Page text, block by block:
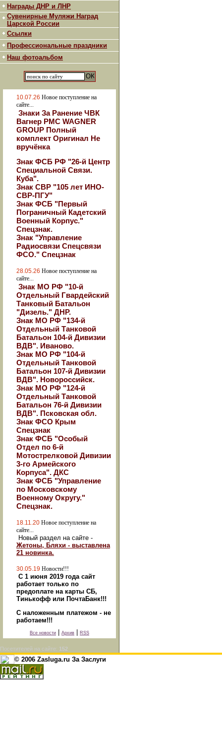
Награды ДНР и ЛНР
Сувенирные Муляжи Наград
Царской России
Ссылки
Профессиональные праздники
Наш фотоальбом
10.07.26 Новое поступление на
сайте...
Знаки За Ранение ЧВК
Вагнер РМС WAGNER
GROUP Полный
комплект Оригинал Не
вручёнка
Знак ФСБ РФ "26-й Центр
Специальной Связи.
Куба".
Знак СВР "105 лет ИНО-
СВР-ПГУ"
Знак ФСБ "Первый
Пограничный Кадетский
Военный Корпус."
Спецзнак.
Знак "Управление
Радиосвязи Спецсвязи
ФСО." Спецзнак
28.05.26 Новое поступление на
сайте...
Знак МО РФ "10-й
Отдельный Гвардейский
Танковый Батальон
"Дизель." ДНР.
Знак МО РФ "134-й
Отдельный Танковой
Батальон 104-й Дивизии
ВДВ". Иваново.
Знак МО РФ "104-й
Отдельный Танковой
Батальон 107-й Дивизии
ВДВ". Новороссийск.
Знак МО РФ "124-й
Отдельный Танковой
Батальон 76-й Дивизии
ВДВ". Псковская обл.
Знак ФСО Крым
Спецзнак
Знак ФСБ "Особый
Отдел по 6-й
Мотострелковой Дивизии
3-го Армейского
Корпуса". ДКС
Знак ФСБ "Управление
по Московскому
Военному Округу."
Спецзнак.
18.11.20 Новое поступление на
сайте...
Новый раздел на сайте -
Жетоны, Бляхи - выставлена
21 новинка.
30.05.19 Новости!!!
С 1 июня 2019 года сайт
работает только по
предоплате на карты СБ,
Тинькофф или ПочтаБанк!!!
С наложенным платежом - не
работаем!!!
Все новости Архив RSS
Посетителей на сайте: 152
© 2006 Zasluga.ru За Заслуги